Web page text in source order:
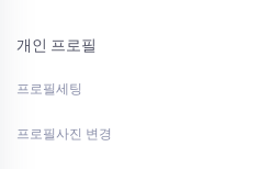
개인 프로필
프로필세팅
프로필사진 변경